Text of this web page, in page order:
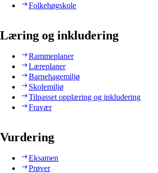
Folkehøgskole
Læring og inkludering
Rammeplaner
Læreplaner
Barnehagemiljø
Skolemiljø
Tilpasset opplæring og inkludering
Fravær
Vurdering
Eksamen
Prøver